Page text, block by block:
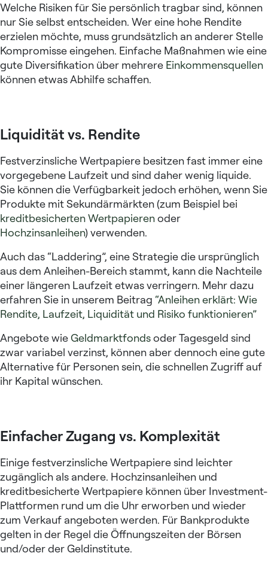
Welche Risiken für Sie persönlich tragbar sind, können
nur Sie selbst entscheiden. Wer eine hohe Rendite
erzielen möchte, muss grundsätzlich an anderer Stelle
Kompromisse eingehen. Einfache Maßnahmen wie eine
gute Diversifikation über mehrere Einkommensquellen
können etwas Abhilfe schaffen.
Liquidität vs. Rendite
Festverzinsliche Wertpapiere besitzen fast immer eine
vorgegebene Laufzeit und sind daher wenig liquide.
Sie können die Verfügbarkeit jedoch erhöhen, wenn Sie
Produkte mit Sekundärmärkten (zum Beispiel bei
kreditbesicherten Wertpapierenoder
Hochzinsanleihen) verwenden.
Auch das “Laddering”, eine Strategie die ursprünglich
aus dem Anleihen-Bereich stammt, kann die Nachteile
einer längeren Laufzeit etwas verringern. Mehr dazu
erfahren Sie in unserem Beitrag “Anleihen erklärt: Wie
Rendite, Laufzeit, Liquidität und Risiko funktionieren”
Angebote wieGeldmarktfondsoder Tagesgeld sind
zwar variabel verzinst, können aber dennoch eine gute
Alternative für Personen sein, die schnellen Zugriff auf
ihr Kapital wünschen.
Einfacher Zugang vs. Komplexität
Einige festverzinsliche Wertpapiere sind leichter
zugänglich als andere. Hochzinsanleihen und
kreditbesicherte Wertpapiere können über Investment-
Plattformen rund um die Uhr erworben und wieder
zum Verkauf angeboten werden. Für Bankprodukte
gelten in der Regel die Öffnungszeiten der Börsen
und/oder der Geldinstitute.